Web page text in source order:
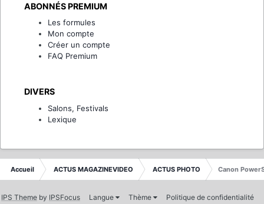
ABONNÉS PREMIUM
Les formules
Mon compte
Créer un compte
FAQ Premium
DIVERS
Salons, Festivals
Lexique
Accueil ACTUS MAGAZINEVIDEO ACTUS PHOTO Canon
IPS Theme by IPSFocus Langue Thème
Politique de confidentialité